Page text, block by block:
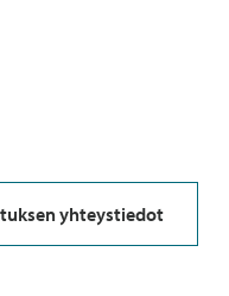
yhteystiedot